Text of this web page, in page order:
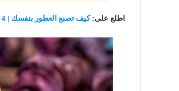
اطلع على:كيف تصنع العطور بنفسك | 4 خطوات لصنع عطر خاص بك